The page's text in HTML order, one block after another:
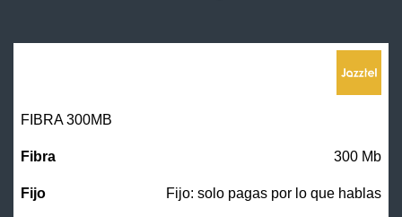
FIBRA 300MB
300 Mb
Fijo: solo pagas por lo que hablas